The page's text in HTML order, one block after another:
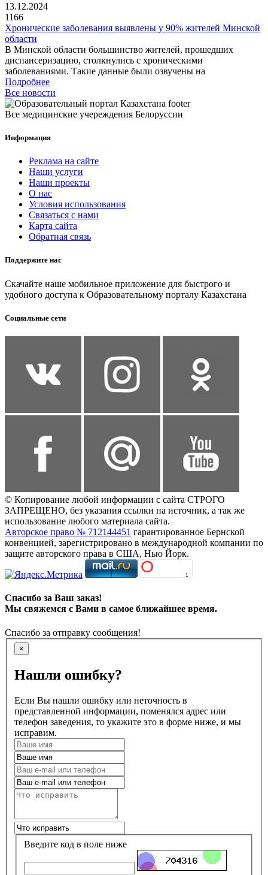
13.12.2024
1166
Хронические заболевания выявлены у 90% жителей Минской
области
В Минской области большинство жителей, прошедших
диспансеризацию, столкнулись с хроническими
заболеваниями. Такие данные были озвучены на
Подробнее
Все новости
Все медицинские учереждения Белоруссии
Информация
Реклама на сайте
Наши услуги
Наши проекты
О нас
Условия использования
Связаться с нами
Карта сайта
Обратная связь
Поддержите нас
Скачайте наше мобильное приложение для быстрого и
удобного доступа к Образовательному порталу Казахстана
Социальные сети
© Копирование любой информации с сайта СТРОГО
ЗАПРЕЩЕНО, без указания ссылки на источник, а так же
использование любого материала сайта.
Авторское право № 712144451 гарантированное Бернской
конвенцией, зарегистрировано в международной компании по
защите авторского права в США, Нью Йорк.
Спасибо за Ваш заказ!
Мы свяжемся с Вами в самое ближайшее время.
Спасибо за отправку сообщения!
×
Нашли ошибку?
Если Вы нашли ошибку или неточность в
представленной информации, поменялся адрес или
телефон заведения, то укажите это в форме ниже, и мы
исправим.
Введите код в поле ниже